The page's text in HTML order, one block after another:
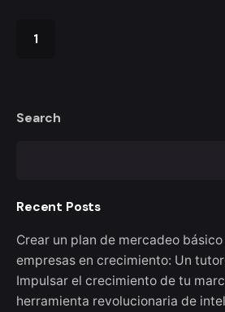
Search
Recent Posts
Crear un plan de mercadeo
empresas en crecimiento: Un
Impulsar el crecimiento de tu
herramienta revolucionaria de
1